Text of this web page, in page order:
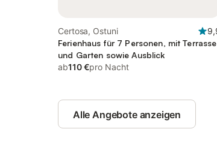
Certosa, Ostuni
Ferienhaus für 7 Personen, mit Terrasse
und Garten sowie Ausblick
ab110 €pro Nacht
Alle Angebote anzeigen